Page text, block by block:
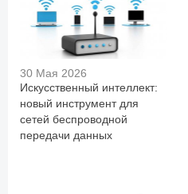
30 Мая 2026
Искусственный интеллект:
новый инструмент для
сетей беспроводной
передачи данных